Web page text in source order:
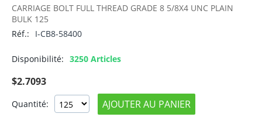
CARRIAGE BOLT FULL THREAD GRADE 8 5/8X4 UNC PLAIN
BULK 125
Réf.:
I-CB8-58400
Disponibilité: 3250 Articles
$2.7093
Quantité: AJOUTER AU PANIER